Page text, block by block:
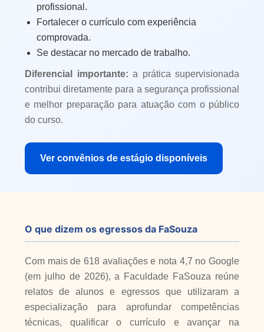
profissional.
Fortalecer o currículo com experiência
comprovada.
Se destacar no mercado de trabalho.
Diferencial importante: a prática supervisionada
contribui diretamente para a segurança profissional
e melhor preparação para atuação com o público
do curso.
Ver convênios de estágio disponíveis
O que dizem os egressos da FaSouza
Com mais de 618 avaliações e nota 4,7 no Google
(em julho de 2026), a Faculdade FaSouza reúne
relatos de alunos e egressos que utilizaram a
especialização para aprofundar competências
técnicas, qualificar o currículo e avançar na